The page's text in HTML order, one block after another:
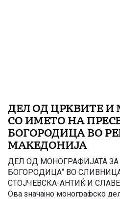
ДЕЛ ОД ЦРКВИТЕ
СО ИМЕТО НА
БОГОРОДИЦА ВО
МАКЕДОНИЈА
ДЕЛ ОД МОНОГРАФИЈАТА ЗА
БОГОРОДИЦА“ ВО
СТОЈЧЕВСКА-АНТИЌ И
Ова значајно монографско